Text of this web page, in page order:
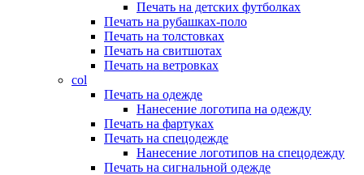
Печать на детских футболках
Печать на рубашках-поло
Печать на толстовках
Печать на свитшотах
Печать на ветровках
col
Печать на одежде
Нанесение логотипа на одежду
Печать на фартуках
Печать на спецодежде
Нанесение логотипов на спецодежду
Печать на сигнальной одежде